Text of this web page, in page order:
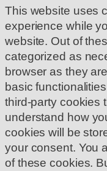
This website uses
experience while
website. Out of
categorized as
browser as they
basic
third-party cookies
understand how
cookies will be
your consent. You
of these cookies.